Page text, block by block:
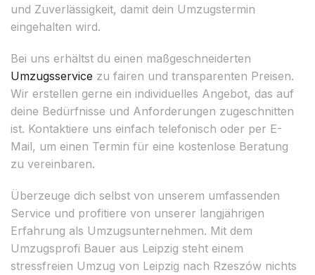
und Zuverlässigkeit, damit dein Umzugstermin
eingehalten wird.
Bei uns erhältst du einen maßgeschneiderten
Umzugsservice zu fairen und transparenten Preisen.
Wir erstellen gerne ein individuelles Angebot, das auf
deine Bedürfnisse und Anforderungen zugeschnitten
ist. Kontaktiere uns einfach telefonisch oder per E-
Mail, um einen Termin für eine kostenlose Beratung
zu vereinbaren.
Überzeuge dich selbst von unserem umfassenden
Service und profitiere von unserer langjährigen
Erfahrung als Umzugsunternehmen. Mit dem
Umzugsprofi Bauer aus Leipzig steht einem
stressfreien Umzug von Leipzig nach Rzeszów nichts